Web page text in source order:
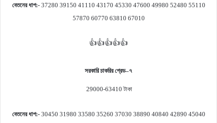
বেতনের ধাপ:-37280 39150 41110 43170 45330 47600 49980 52480 55110
57870 60770 63810 67010
👍👍👍👍👍
সরকারি চাকরির গ্রেড–৭
29000-63410টাকা
বেতনের ধাপ:-30450 31980 33580 35260 37030 38890 40840 42890 45040